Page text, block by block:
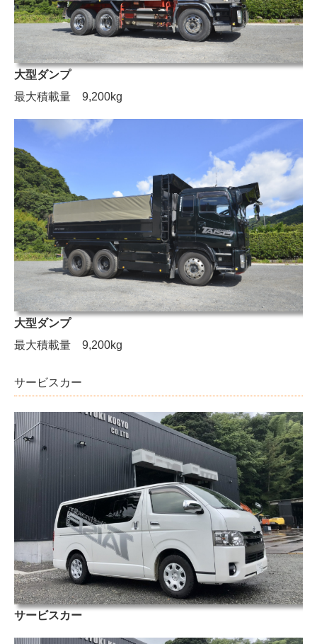
大型ダンプ
最大積載量 9,200kg
大型ダンプ
最大積載量 9,200kg
サービスカー
サービスカー